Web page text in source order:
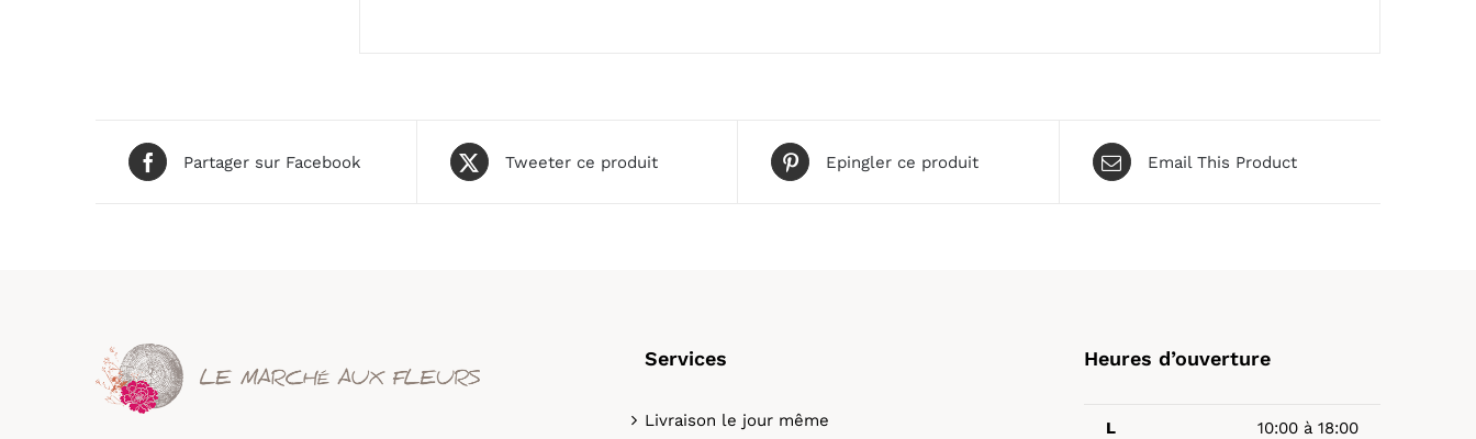
Partager sur Facebook Tweeter ce produit Epingler ce produit Email This Product
Services
Livraison le jour même
Heures d’ouverture
L 10:00 à 18:00